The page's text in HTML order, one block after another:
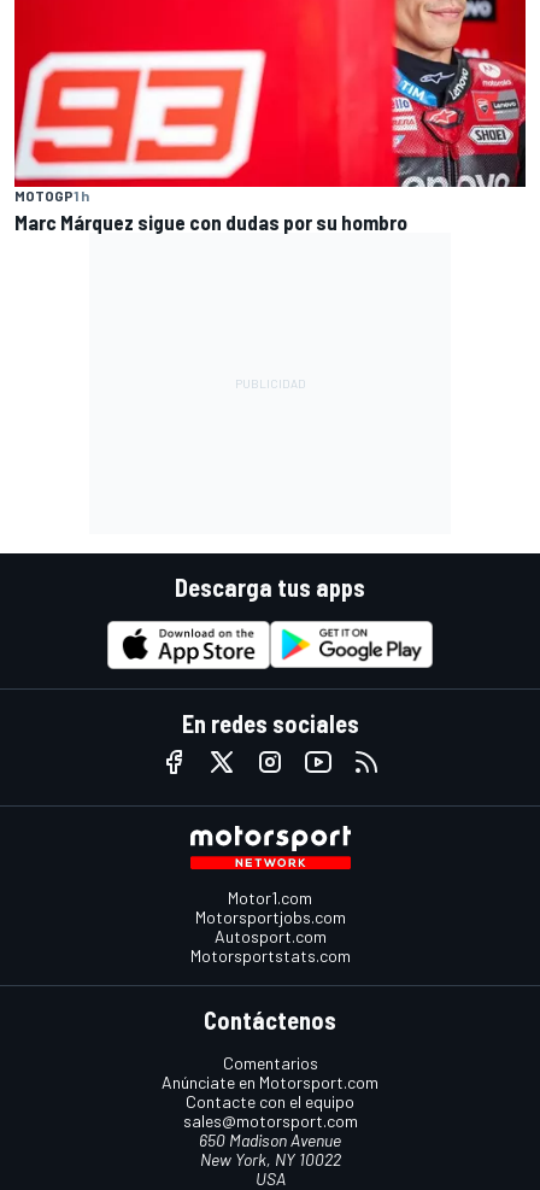
MOTOGP1 h
Marc Márquez sigue con dudas por su hombro
Descarga tus apps
En redes sociales
Motor1.com
Motorsportjobs.com
Autosport.com
Motorsportstats.com
Contáctenos
Comentarios
Anúnciate en Motorsport.com
Contacte con el equipo
sales@motorsport.com
650 Madison Avenue
New York, NY 10022
USA